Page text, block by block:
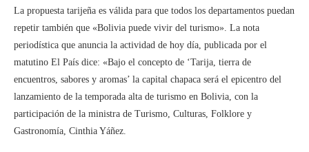
La propuesta tarijeña es válida para que todos los departamentos puedan
repetir también que «Bolivia puede vivir del turismo». La nota
periodística que anuncia la actividad de hoy día, publicada por el
matutino El País dice: «Bajo el concepto de ‘Tarija, tierra de
encuentros, sabores y aromas’ la capital chapaca será el epicentro del
lanzamiento de la temporada alta de turismo en Bolivia, con la
participación de la ministra de Turismo, Culturas, Folklore y
Gastronomía, Cinthia Yáñez.